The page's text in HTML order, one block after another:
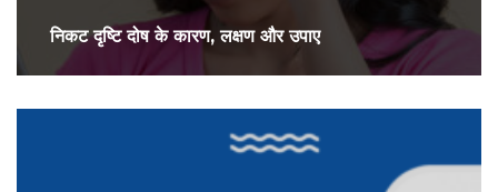
निकट दृष्टि दोष के कारण, लक्षण और उपाए